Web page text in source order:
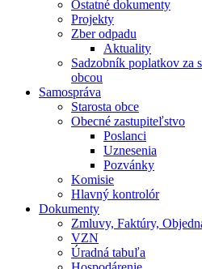
Ostatné dokumenty
Projekty
Zber odpadu
Aktuality
Sadzobník poplatkov za
obcou
Samospráva
Starosta obce
Obecné zastupiteľstvo
Poslanci
Uznesenia
Pozvánky
Komisie
Hlavný kontrolór
Dokumenty
Zmluvy, Faktúry,
VZN
Úradná tabuľa